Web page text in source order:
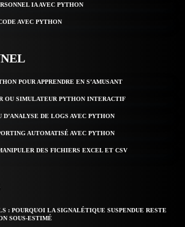
IA AVEC PYTHON
AVEC PYTHON
POUR APPRENDRE EN S’AMUSANT
OU SIMULATEUR PYTHON INTERACTIF
DE LOGS AVEC PYTHON
AUTOMATISÉ AVEC PYTHON
DES FICHIERS EXCEL ET CSV
: POURQUOI LA SIGNALÉTIQUE SUSPENDUE RESTE
SOUS-ESTIMÉ